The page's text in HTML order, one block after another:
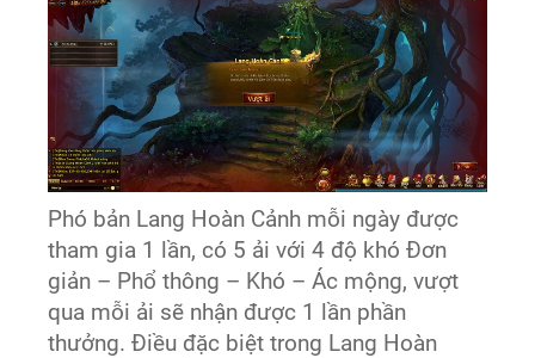
Phó bản Lang Hoàn Cảnh mỗi ngày được
tham gia 1 lần, có 5 ải với 4 độ khó Đơn
giản – Phổ thông – Khó – Ác mộng, vượt
qua mỗi ải sẽ nhận được 1 lần phần
thưởng. Điều đặc biệt trong Lang Hoàn